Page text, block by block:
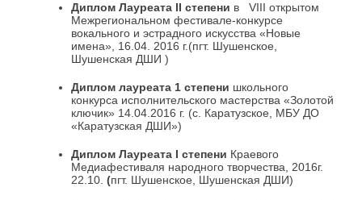
Диплом Лауреата II степени в VIII открытом
Межрегиональном фестивале-конкурсе
вокального и эстрадного искусства «Новые
имена», 16.04. 2016 г.(пгт. Шушенское,
Шушенская ДШИ )
Диплом лауреата 1 степени школьного
конкурса исполнительского мастерства «Золотой
ключик» 14.04.2016 г. (с. Каратузское, МБУ ДО
«Каратузская ДШИ»)
Диплом Лауреата I степени Краевого
Медиафестиваля народного творчества, 2016г.
22.10. (пгт. Шушенское, Шушенская ДШИ)